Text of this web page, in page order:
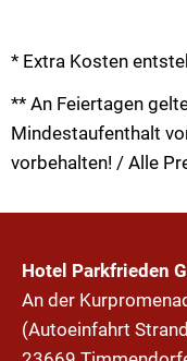
* Extra Kosten
** An Feiertagen
Mindestaufenthalt
vorbehalten! / Alle
Hotel Parkfrieden
An der
(Autoeinfahrt